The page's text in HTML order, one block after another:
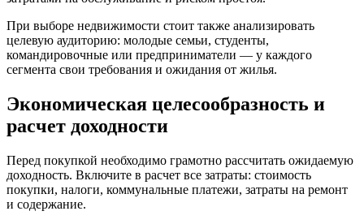
При выборе недвижимости стоит также анализировать
целевую аудиторию: молодые семьи, студенты,
командировочные или предприниматели — у каждого
сегмента свои требования и ожидания от жилья.
Экономическая целесообразность и
расчет доходности
Перед покупкой необходимо грамотно рассчитать ожидаемую
доходность. Включите в расчет все затраты: стоимость
покупки, налоги, коммунальные платежи, затраты на ремонт
и содержание.